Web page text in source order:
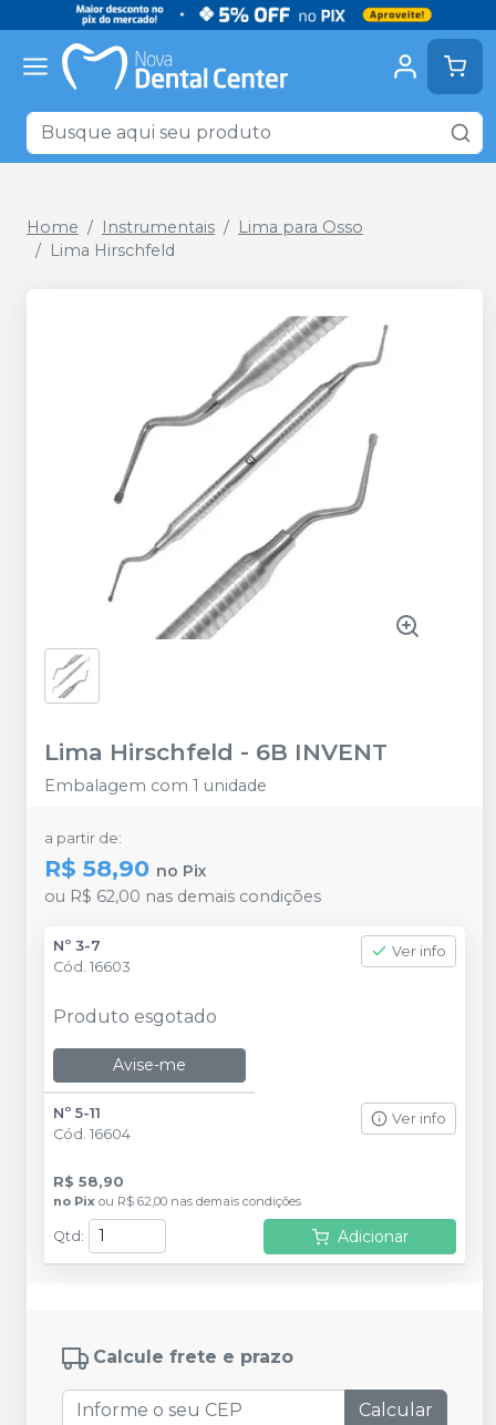
Home Instrumentais
Lima para Osso
Lima Hirschfeld
Lima Hirschfeld - 6B INVENT
Embalagem com 1 unidade
a partir de:
R$ 58,90 no Pix
ou R$ 62,00 nas demais condições
Nº 3-7
Cód. 16603
Ver info
Produto esgotado
Avise-me
Nº 5-11
Cód. 16604
Ver info
R$ 58,90
no Pix ou R$ 62,00 nas demais condições
Qtd : Adicionar
Calcule frete e prazo
Calcular